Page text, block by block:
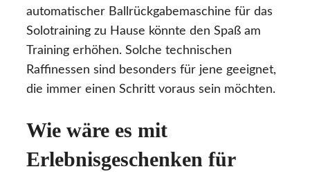
automatischer Ballrückgabemaschine für das
Solotraining zu Hause könnte den Spaß am
Training erhöhen. Solche technischen
Raffinessen sind besonders für jene geeignet,
die immer einen Schritt voraus sein möchten.
Wie wäre es mit
Erlebnisgeschenken für